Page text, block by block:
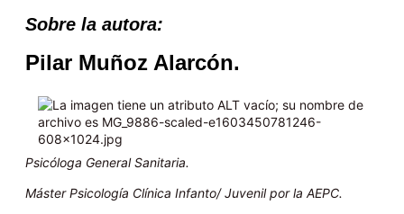
Sobre la autora:
Pilar Muñoz Alarcón.
Psicóloga General Sanitaria.
Máster Psicología Clínica Infanto/ Juvenil por la AEPC.